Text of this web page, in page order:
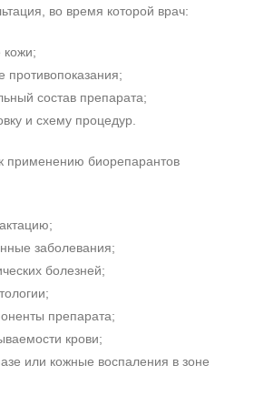
во время которой врач:
кожи;
противопоказания;
состав препарата;
и схему процедур.
применению биорепарантов
заболевания;
болезней;
препарата;
крови;
или кожные воспаления в зоне